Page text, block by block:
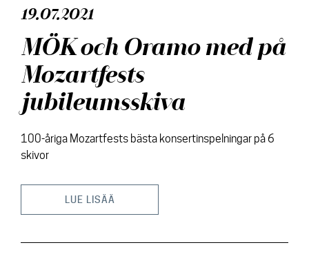
19.07.2021
MÖK och Oramo med på
Mozartfests
jubileumsskiva
100-åriga Mozartfests bästa konsertinspelningar på 6
skivor
LUE LISÄÄ